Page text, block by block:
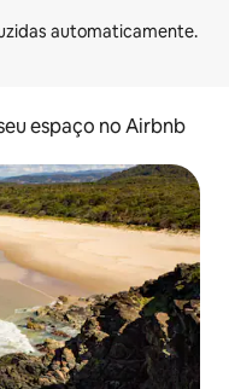
espaço no Airbnb